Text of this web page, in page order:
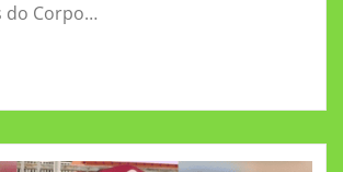
do Corpo…